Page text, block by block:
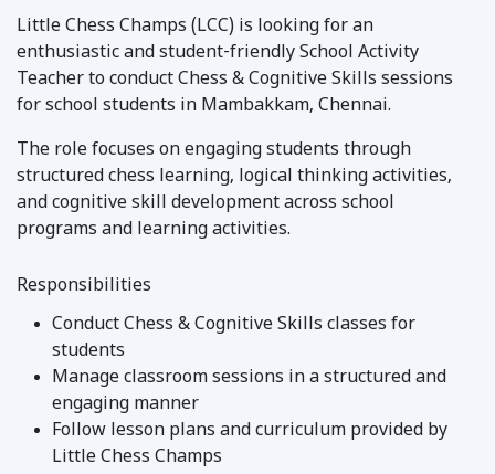
Little Chess Champs (LCC) is looking for an
enthusiastic and student-friendly School Activity
Teacher to conduct Chess & Cognitive Skills sessions
for school students in Mambakkam, Chennai.
The role focuses on engaging students through
structured chess learning, logical thinking activities,
and cognitive skill development across school
programs and learning activities.
Responsibilities
Conduct Chess & Cognitive Skills classes for
students
Manage classroom sessions in a structured and
engaging manner
Follow lesson plans and curriculum provided by
Little Chess Champs